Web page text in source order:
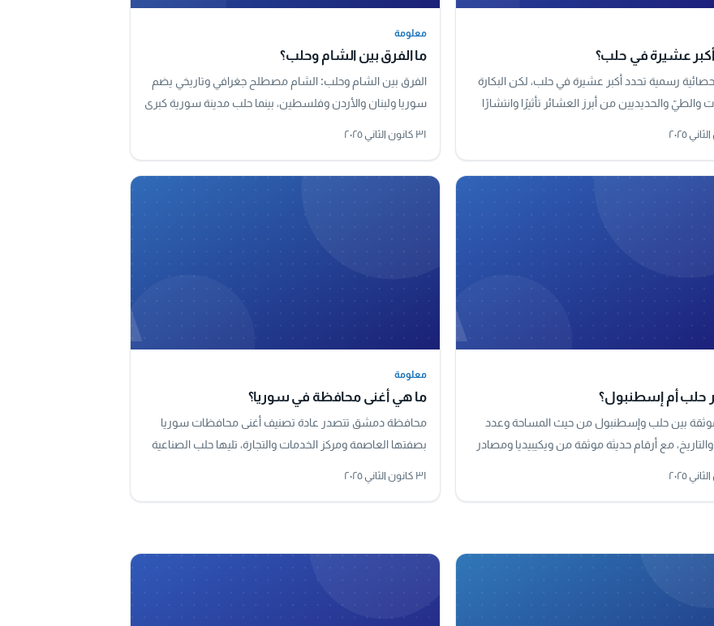
عشيرة في حلب؟
رسمية تحدد أكبر عشيرة في حلب، لكن البكارة
والطيّ والحديديين من أبرز العشائر تأثيرًا وانتشارًا
معلومة
ما الفرق بين الشام وحلب؟
الفرق بين الشام وحلب: الشام مصطلح جغرافي وتاريخي يضم
سوريا ولبنان والأردن وفلسطين، بينما حلب مدينة سورية كبرى
٣١ كانون الثاني ٢٠٢٥
A
حلب أم إسطنبول؟
بين حلب وإسطنبول من حيث المساحة وعدد
مع أرقام حديثة موثقة من ويكيبيديا ومصادر
A
معلومة
ما هي أغنى محافظة في سوريا؟
محافظة دمشق تتصدر عادة تصنيف أغنى محافظات سوريا
بصفتها العاصمة ومركز الخدمات والتجارة، تليها حلب الصناعية
٣١ كانون الثاني ٢٠٢٥